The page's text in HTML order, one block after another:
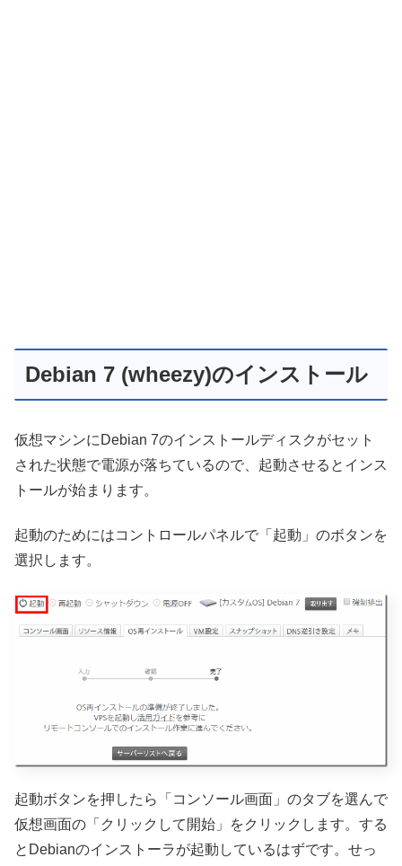
Debian 7 (wheezy)のインストール
仮想マシンにDebian 7のインストールディスクがセット
された状態で電源が落ちているので、起動させるとインス
トールが始まります。
起動のためにはコントロールパネルで「起動」のボタンを
選択します。
起動ボタンを押したら「コンソール画面」のタブを選んで
仮想画面の「クリックして開始」をクリックします。する
とDebianのインストーラが起動しているはずです。せっ